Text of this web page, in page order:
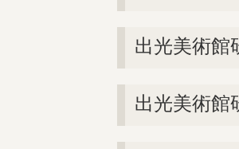
出光美術館
出光美術館